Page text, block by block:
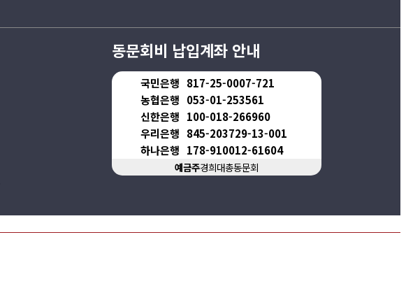
동문회비 납입계좌 안내
국민은행 817-25-0007-721
농협은행 053-01-253561
신한은행 100-018-266960
우리은행 845-203729-13-001
하나은행 178-910012-61604
예금주경희대총동문회